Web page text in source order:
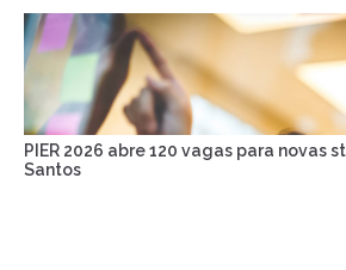
PIER 2026 abre 120 vagas para novas
Santos